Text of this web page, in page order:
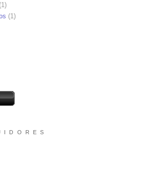
(1)
(1)
I D O R E S